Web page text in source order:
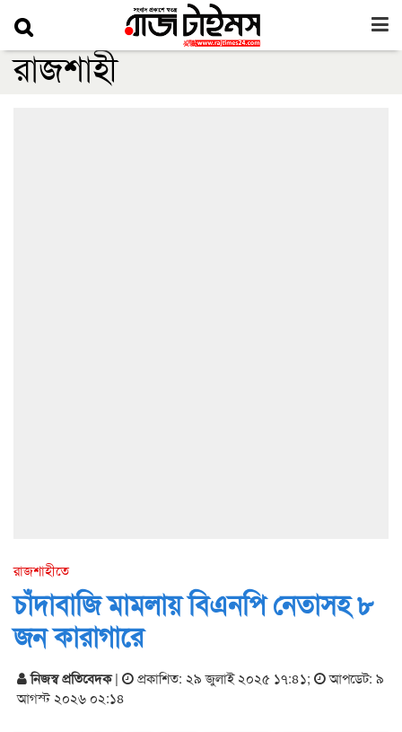
রাজশাহী
রাজশাহীতে
চাঁদাবাজি মামলায় বিএনপি নেতাসহ ৮
জন কারাগারে
নিজস্ব প্রতিবেদক| প্রকাশিত: ২৯ জুলাই ২০২৫ ১৭:৪১;
আপডেট: ৯
আগস্ট ২০২৬ ০২:১৪